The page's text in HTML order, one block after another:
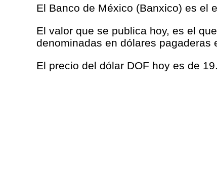
El Banco de México (Banxico) es el
El valor que se publica hoy, es el
denominadas en dólares pagaderas
El precio del dólar DOF hoy es de